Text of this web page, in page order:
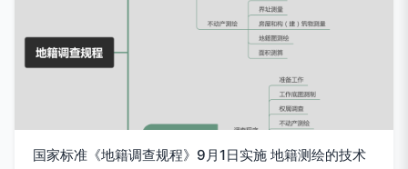
国家标准《地籍调查规程》9月1日实施 地籍测绘的技术